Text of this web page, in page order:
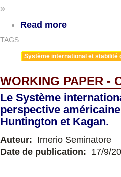
»
Read more
TAGS:
Système international et stabilité
WORKING PAPER -
Le Système
perspective
Huntington et Kagan.
Auteur: Irnerio Seminatore
Date de publication: 17/9/